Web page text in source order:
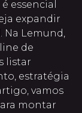
é essencial
expandir
Na Lemund,
de
listar
estratégia
vamos
montar